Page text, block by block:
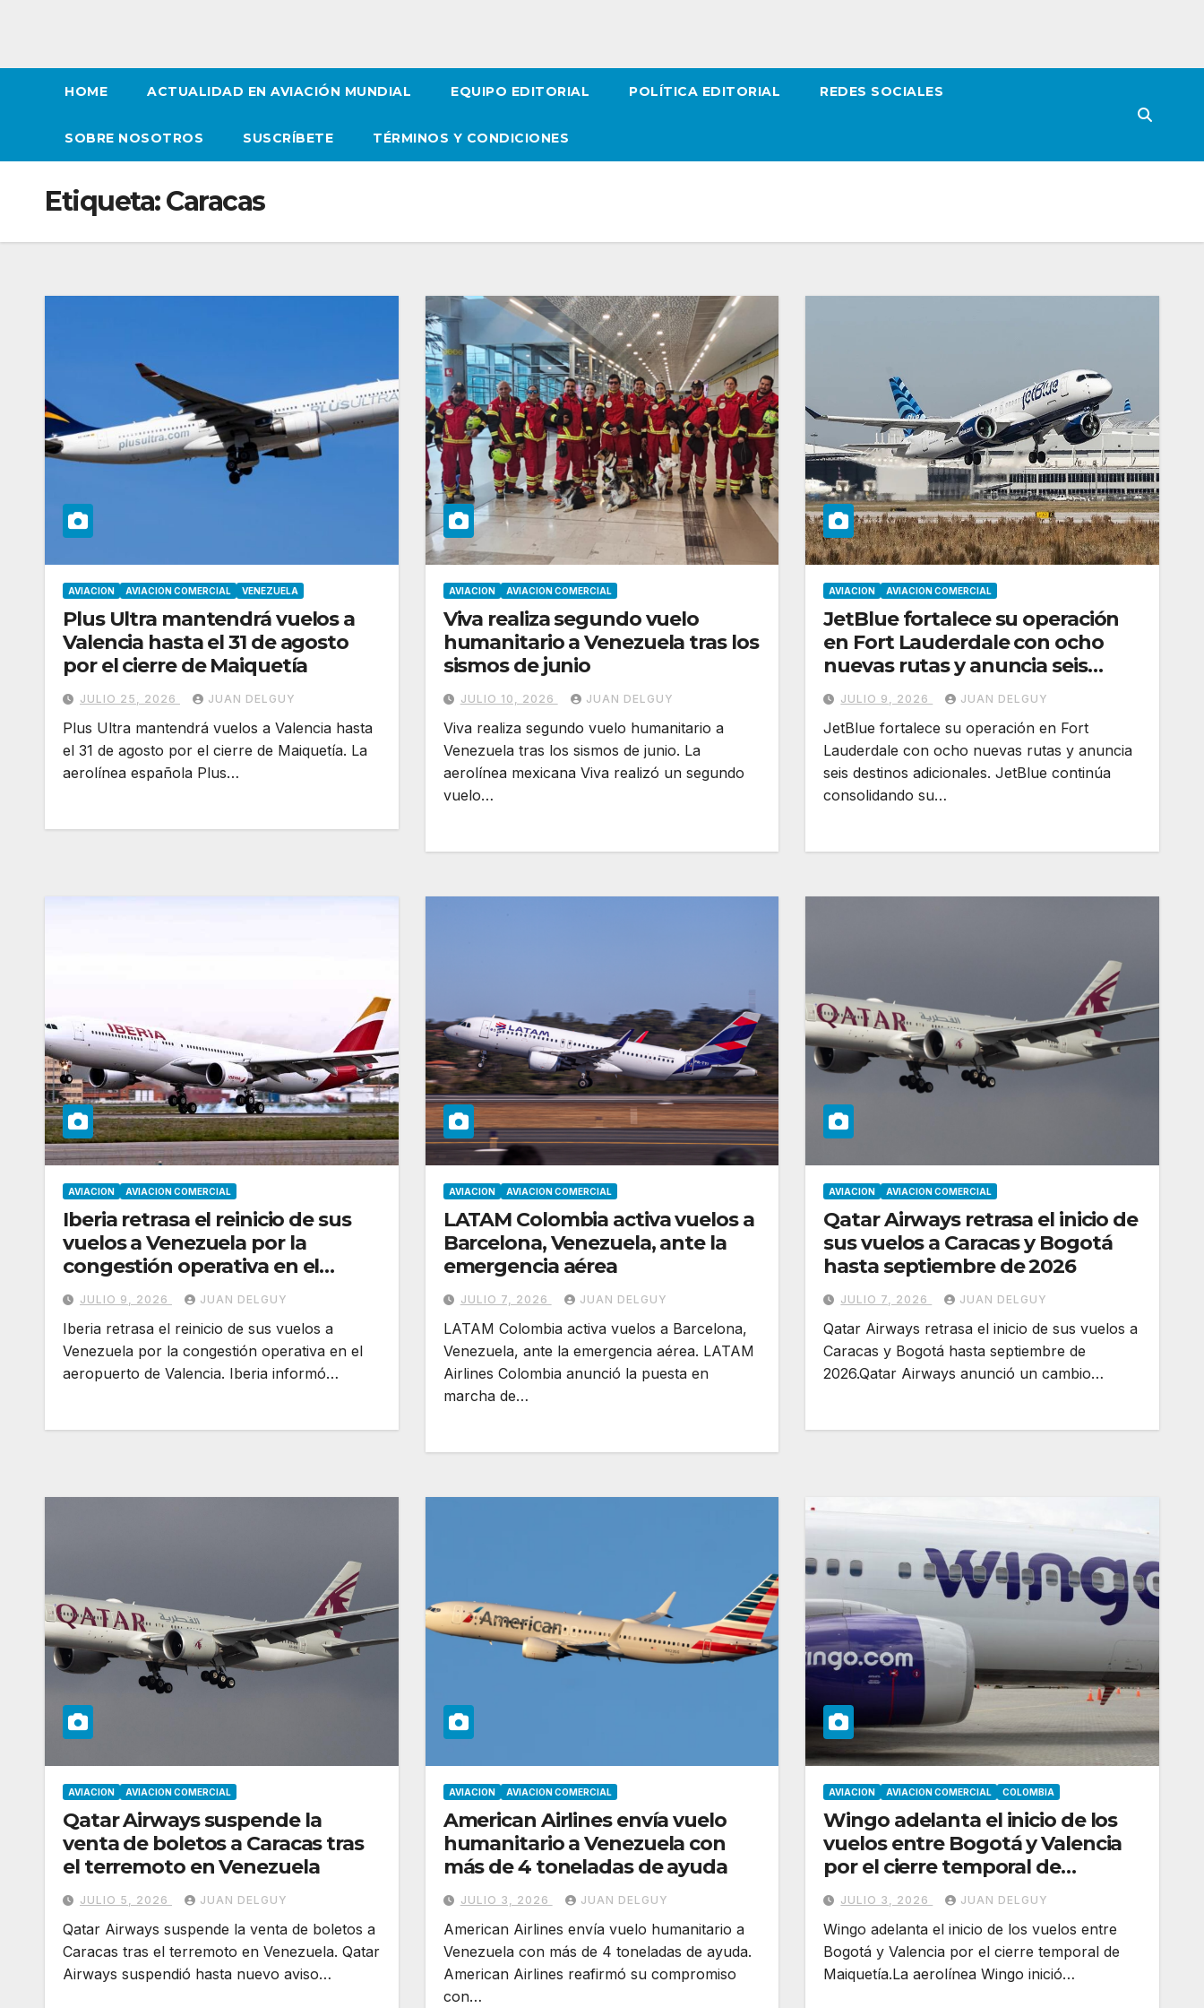
HOME ACTUALIDAD EN AVIACIÓN MUNDIAL EQUIPO EDITORIAL POLÍTICA EDITORIAL REDES SOCIALES
SOBRE NOSOTROS SUSCRÍBETE TÉRMINOS Y CONDICIONES
Etiqueta:Caracas
AVIACION AVIACION COMERCIAL VENEZUELA
Plus Ultra mantendrá vuelos a
Valencia hasta el 31 de agosto
por el cierre de Maiquetía
JULIO 25, 2026 JUAN DELGUY
Plus Ultra mantendrá vuelos a Valencia hasta
el 31 de agosto por el cierre de Maiquetía. La
aerolínea española Plus…
AVIACION AVIACION COMERCIAL
Viva realiza segundo vuelo
humanitario a Venezuela tras los
sismos de junio
JULIO 10, 2026 JUAN DELGUY
Viva realiza segundo vuelo humanitario a
Venezuela tras los sismos de junio. La
aerolínea mexicana Viva realizó un segundo
vuelo…
AVIACION AVIACION COMERCIAL
JetBlue fortalece su operación
en Fort Lauderdale con ocho
nuevas rutas y anuncia seis
destinos adicionales
JULIO 9, 2026 JUAN DELGUY
JetBlue fortalece su operación en Fort
Lauderdale con ocho nuevas rutas y anuncia
seis destinos adicionales. JetBlue continúa
consolidando su…
AVIACION AVIACION COMERCIAL
Iberia retrasa el reinicio de sus
vuelos a Venezuela por la
congestión operativa en el
aeropuerto de Valencia
JULIO 9, 2026 JUAN DELGUY
Iberia retrasa el reinicio de sus vuelos a
Venezuela por la congestión operativa en el
aeropuerto de Valencia. Iberia informó…
AVIACION AVIACION COMERCIAL
LATAM Colombia activa vuelos a
Barcelona, Venezuela, ante la
emergencia aérea
JULIO 7, 2026 JUAN DELGUY
LATAM Colombia activa vuelos a Barcelona,
Venezuela, ante la emergencia aérea. LATAM
Airlines Colombia anunció la puesta en
marcha de…
AVIACION AVIACION COMERCIAL
Qatar Airways retrasa el inicio de
sus vuelos a Caracas y Bogotá
hasta septiembre de 2026
JULIO 7, 2026 JUAN DELGUY
Qatar Airways retrasa el inicio de sus vuelos a
Caracas y Bogotá hasta septiembre de
2026.Qatar Airways anunció un cambio…
AVIACION AVIACION COMERCIAL
Qatar Airways suspende la
venta de boletos a Caracas tras
el terremoto en Venezuela
JULIO 5, 2026 JUAN DELGUY
Qatar Airways suspende la venta de boletos a
Caracas tras el terremoto en Venezuela. Qatar
Airways suspendió hasta nuevo aviso…
AVIACION AVIACION COMERCIAL
American Airlines envía vuelo
humanitario a Venezuela con
más de 4 toneladas de ayuda
JULIO 3, 2026 JUAN DELGUY
American Airlines envía vuelo humanitario a
Venezuela con más de 4 toneladas de ayuda.
American Airlines reafirmó su compromiso
con…
AVIACION AVIACION COMERCIAL COLOMBIA
Wingo adelanta el inicio de los
vuelos entre Bogotá y Valencia
por el cierre temporal de
Maiquetía
JULIO 3, 2026 JUAN DELGUY
Wingo adelanta el inicio de los vuelos entre
Bogotá y Valencia por el cierre temporal de
Maiquetía.La aerolínea Wingo inició…